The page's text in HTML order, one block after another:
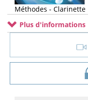
Méthodes - Clarinette
Plus d'informations